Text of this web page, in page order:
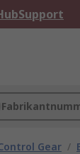
Support
Gear /